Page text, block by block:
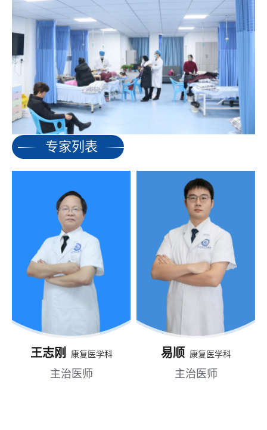
专家列表
王志刚 康复医学科
主治医师
易顺 康复医学科
主治医师